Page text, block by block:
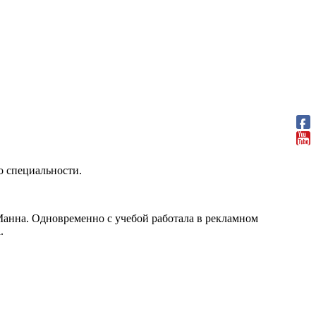
специальности.
Одновременно с учебой работала в рекламном